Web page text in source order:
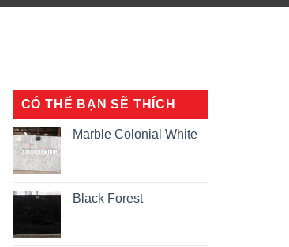
CÓ THỂ BẠN SẼ THÍCH
Marble Colonial White
Black Forest